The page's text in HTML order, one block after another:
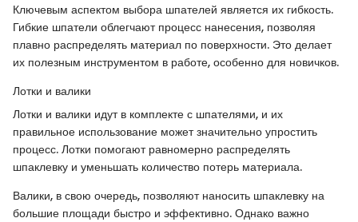
Ключевым аспектом выбора шпателей является их гибкость.
Гибкие шпатели облегчают процесс нанесения, позволяя
плавно распределять материал по поверхности. Это делает
их полезным инструментом в работе, особенно для новичков.
Лотки и валики
Лотки и валики идут в комплекте с шпателями, и их
правильное использование может значительно упростить
процесс. Лотки помогают равномерно распределять
шпаклевку и уменьшать количество потерь материала.
Валики, в свою очередь, позволяют наносить шпаклевку на
большие площади быстро и эффективно. Однако важно